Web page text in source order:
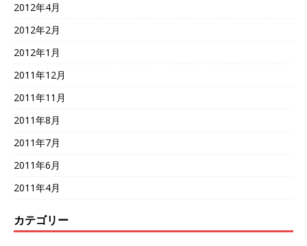
2012年4月
2012年2月
2012年1月
2011年12月
2011年11月
2011年8月
2011年7月
2011年6月
2011年4月
カテゴリー